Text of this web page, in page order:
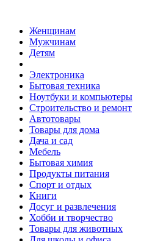
Женщинам
Мужчинам
Детям
Электроника
Бытовая техника
Ноутбуки и компьютеры
Строительство и ремонт
Автотовары
Товары для дома
Дача и сад
Мебель
Бытовая химия
Продукты питания
Спорт и отдых
Книги
Досуг и развлечения
Хобби и творчество
Товары для животных